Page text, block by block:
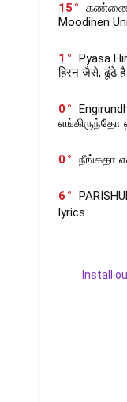
15
கண்ணை
Moodinen
1
Pyasa
हिरन जैसे, ढूंढे
0
0 நீங்கதா
6
lyrics
Install our